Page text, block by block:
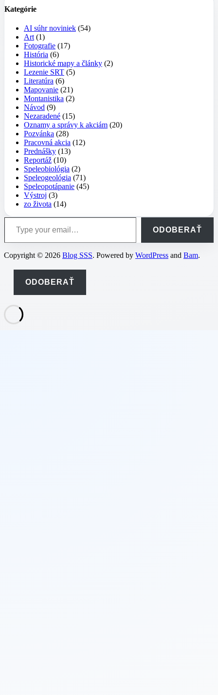
Kategórie
AI súhr noviniek (54)
Art (1)
Fotografie (17)
História (6)
Historické mapy a články (2)
Lezenie SRT (5)
Literatúra (6)
Mapovanie (21)
Montanistika (2)
Návod (9)
Nezaradené (15)
Oznamy a správy k akciám (20)
Pozvánka (28)
Pracovná akcia (12)
Prednášky (13)
Reportáž (10)
Speleobiológia (2)
Speleogeológia (71)
Speleopotápanie (45)
Výstroj (3)
zo života (14)
Type your email…
ODOBERAŤ
Copyright © 2026 Blog SSS. Powered by WordPress and Bam.
ODOBERAŤ